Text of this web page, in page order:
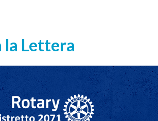
la Lettera
principale